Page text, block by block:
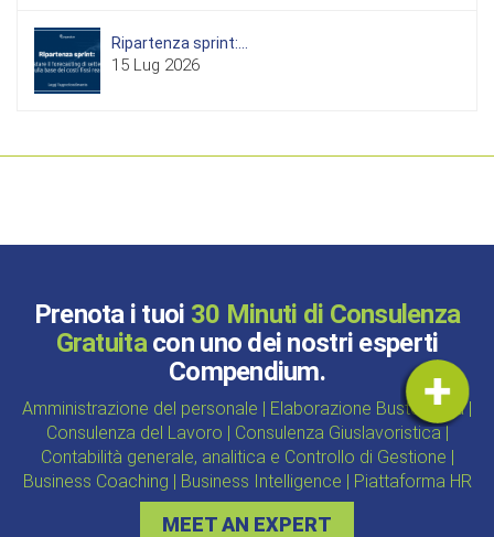
Ripartenza sprint:...
15 Lug 2026
Prenota i tuoi 30 Minuti di Consulenza
Gratuitacon uno dei nostri esperti
Compendium.
Amministrazione del personale | Elaborazione Buste paga |
Consulenza del Lavoro | Consulenza Giuslavoristica |
Contabilità generale, analitica e Controllo di Gestione |
Business Coaching | Business Intelligence | Piattaforma HR
MEET AN EXPERT